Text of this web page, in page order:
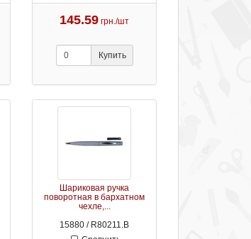
145.59 грн./шт
Купить
Шариковая ручка
поворотная в бархатном
чехле,...
15880 / R80211.B